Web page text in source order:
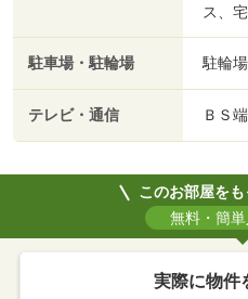
ス、
駐車場・駐輪場 駐輪場
テレビ・通信 ＢＳ
このお部屋をも
無料・簡
実際に物件